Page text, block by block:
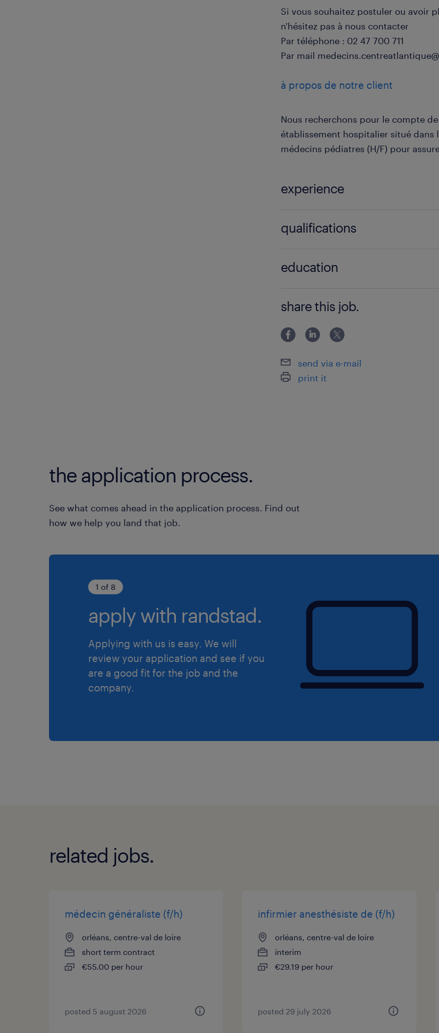
Si vous souhaitez postuler ou avoir
n'hésitez pas à nous contacter
Par téléphone : 02 47 700 711
Par mail
à propos de notre client
Nous recherchons pour le compte
établissement hospitalier situé dans
médecins pédiatres (H/F) pour
experience
qualifications
education
share this job.
send via e-mail
print it
the application process.
See what comes ahead in the application process. Find out
how we help you land that job.
1 of 8
apply with randstad.
Applying with us is easy. We will
review your application and see if you
are a good fit for the job and the
company.
related jobs.
médecin généraliste (f/h)
orléans, centre-val de loire
short term contract
€55.00 per hour
posted 5 august 2026
infirmier anesthésiste de (f/h)
orléans, centre-val de loire
interim
€29.19 per hour
posted 29 july 2026